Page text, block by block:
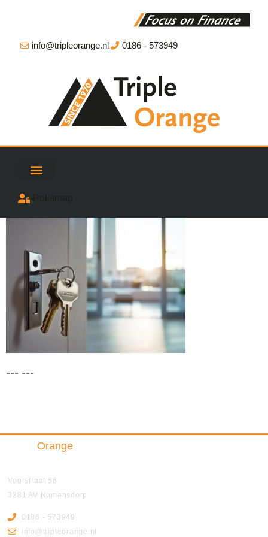
info@tripleorange.nl 0186 - 573949
--- ---
Orange
Voorstraat 56
3281 AV Numansdorp
0186 - 573949
info@tripleorange.nl